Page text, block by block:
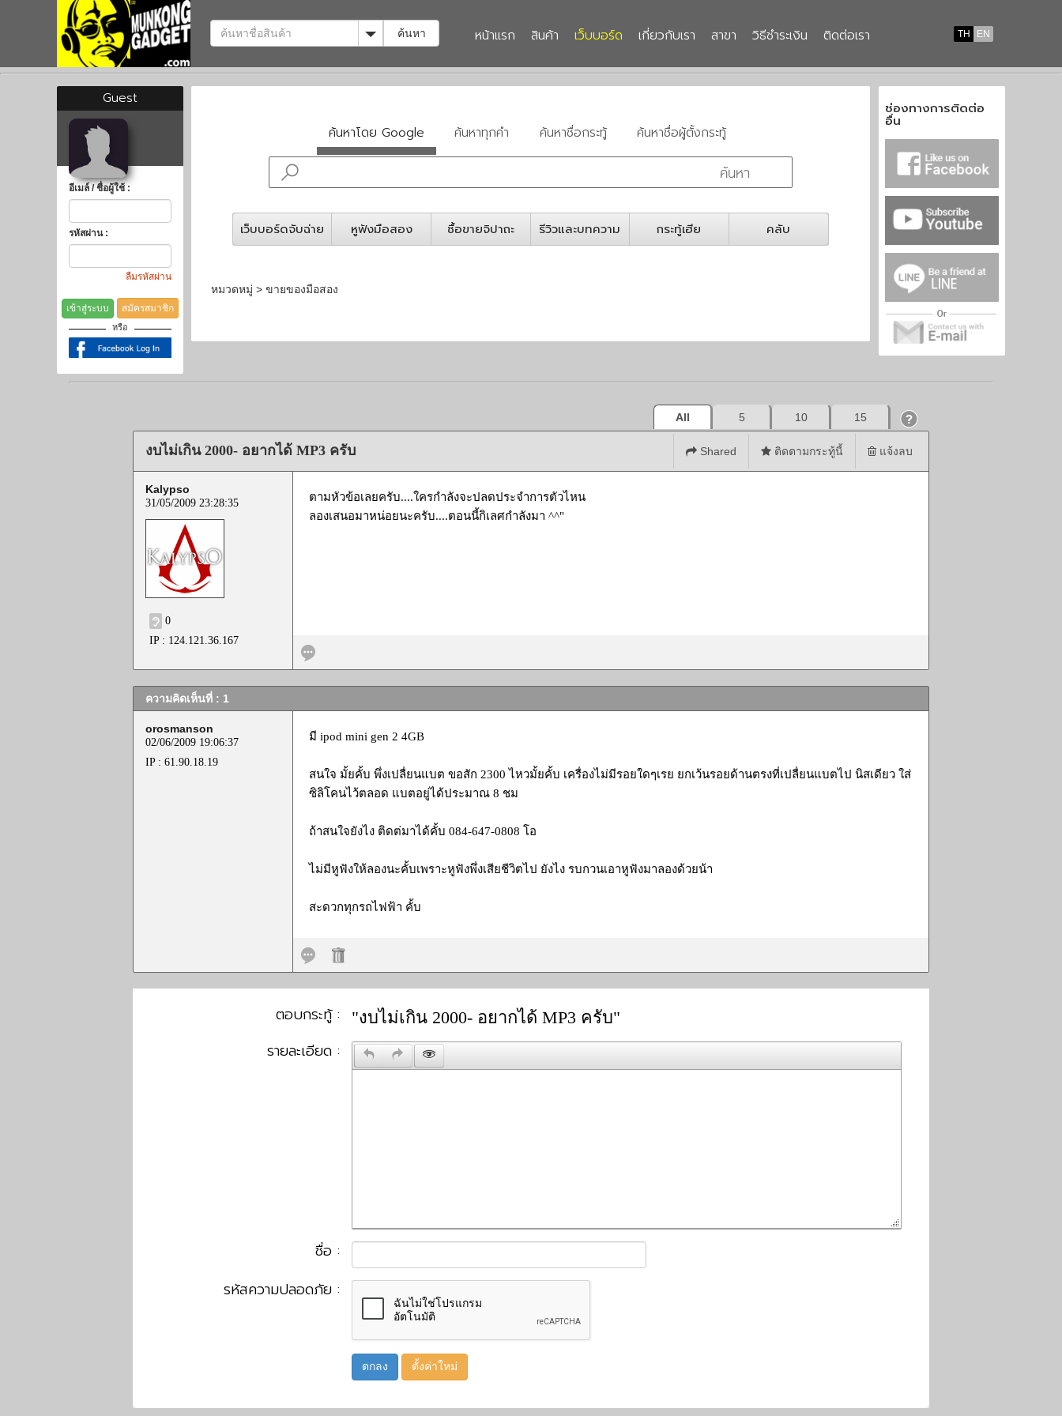
Toggle Dropdown
ค้นหา TH EN
หน้าแรก สินค้า เว็บบอร์ด เกี่ยวกับเรา สาขา วิธีชำระเงิน ติดต่อเรา
Guest
อีเมล์ / ชื่อผู้ใช้ :
รหัสผ่าน :
ลืมรหัสผ่าน
เข้าสู่ระบบ สมัครสมาชิก
หรือ
ค้นหาโดย Google ค้นหาทุกคำ ค้นหาชื่อกระทู้ ค้นหาชื่อผู้ตั้งกระทู้
เว็บบอร์ดจับฉ่าย หูฟังมือสอง ซื้อขายจิปาถะ รีวิวและบทความ กระทู้เฮีย คลับ
หมวดหมู่ > ขายของมือสอง
ช่องทางการติดต่อ
อื่น
All 5 10 15
งบไม่เกิน 2000- อยากได้ MP3 ครับ Shared ติดตามกระทู้นี้ แจ้งลบ
Kalypso
31/05/2009 23:28:35
0
IP : 124.121.36.167
ตามหัวข้อเลยครับ....ใครกำลังจะปลดประจำการตัวไหน
ลองเสนอมาหน่อยนะครับ....ตอนนี้กิเลศกำลังมา ^^"
ความคิดเห็นที่ : 1
orosmanson
02/06/2009 19:06:37
IP : 61.90.18.19
มี ipod mini gen 2 4GB
สนใจ มั้ยคั้บ พึ่งเปลื่ยนแบต ขอสัก 2300 ไหวมั้ยคั้บ เครื่องไม่มีรอยใดๆเรย ยกเว้นรอยด้านตรงที่เปลื่ยนแบตไป นิสเดียว ใส่
ซิลิโคนไว้ตลอด แบตอยู่ได้ประมาณ 8 ชม
ถ้าสนใจยังไง ติดต่มาได้คั้บ 084-647-0808 โอ
ไม่มีหูฟังให้ลองนะคั้บเพราะหูฟังพึ่งเสียชีวิตไป ยังไง รบกวนเอาหูฟังมาลองด้วยน้า
สะดวกทุกรถไฟฟ้า คั้บ
ตอบกระทู้ : "งบไม่เกิน 2000- อยากได้ MP3 ครับ"
รายละเอียด :
ชื่อ :
รหัสความปลอดภัย :
ตกลง ตั้งค่าใหม่